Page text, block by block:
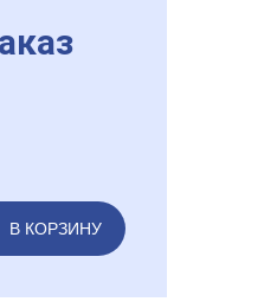
В КОРЗИНУ